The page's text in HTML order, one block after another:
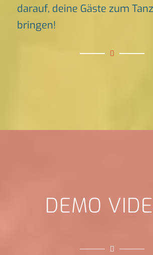
darauf, deine Gäste zum
bringen!
DEMO